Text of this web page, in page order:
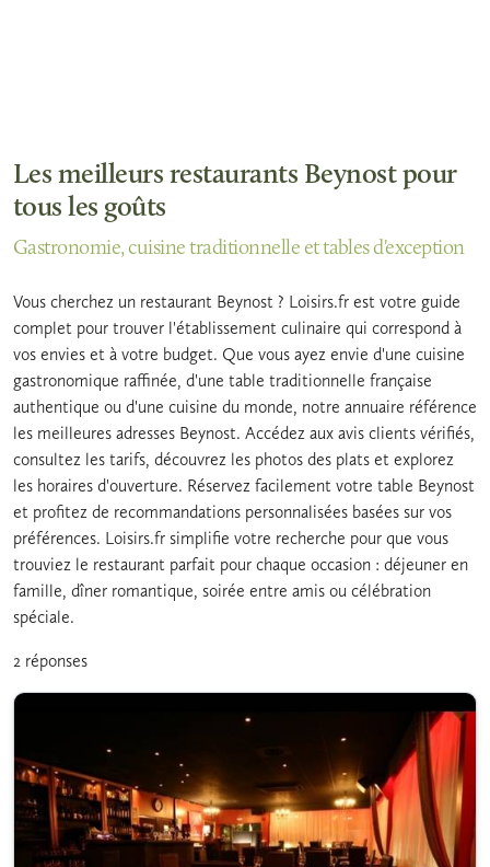
Les meilleurs restaurants Beynost pour
tous les goûts
Gastronomie, cuisine traditionnelle et tables d'exception
Vous cherchez un restaurant Beynost ? Loisirs.fr est votre guide
complet pour trouver l'établissement culinaire qui correspond à
vos envies et à votre budget. Que vous ayez envie d'une cuisine
gastronomique raffinée, d'une table traditionnelle française
authentique ou d'une cuisine du monde, notre annuaire référence
les meilleures adresses Beynost. Accédez aux avis clients vérifiés,
consultez les tarifs, découvrez les photos des plats et explorez
les horaires d'ouverture. Réservez facilement votre table Beynost
et profitez de recommandations personnalisées basées sur vos
préférences. Loisirs.fr simplifie votre recherche pour que vous
trouviez le restaurant parfait pour chaque occasion : déjeuner en
famille, dîner romantique, soirée entre amis ou célébration
spéciale.
2 réponses